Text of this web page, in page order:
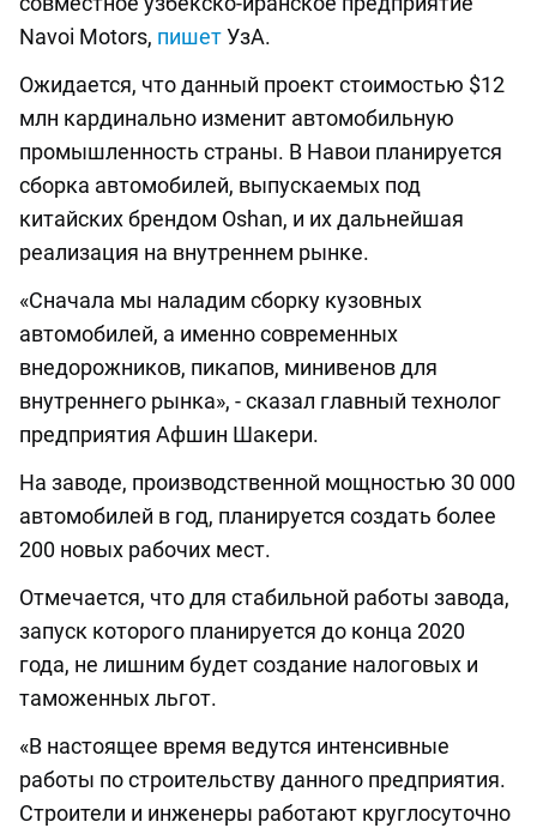
Navoi Motors, пишетУзА.
Ожидается, что данный проект стоимостью $12
млн кардинально изменит автомобильную
промышленность страны. В Навои планируется
сборка автомобилей, выпускаемых под
китайских брендом Oshan, и их дальнейшая
реализация на внутреннем рынке.
«Сначала мы наладим сборку кузовных
автомобилей, а именно современных
внедорожников, пикапов, минивенов для
внутреннего рынка», - сказал главный технолог
предприятия Афшин Шакери.
На заводе, производственной мощностью 30 000
автомобилей в год, планируется создать более
200 новых рабочих мест.
Отмечается, что для стабильной работы завода,
запуск которого планируется до конца 2020
года, не лишним будет создание налоговых и
таможенных льгот.
«В настоящее время ведутся интенсивные
работы по строительству данного предприятия.
Строители и инженеры работают круглосуточно